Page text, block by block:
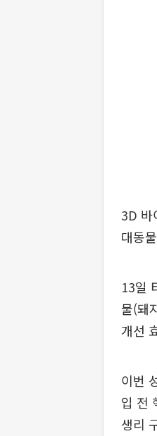
3D 바
대동
13일
물(돼
개선
이번
입 전
생리